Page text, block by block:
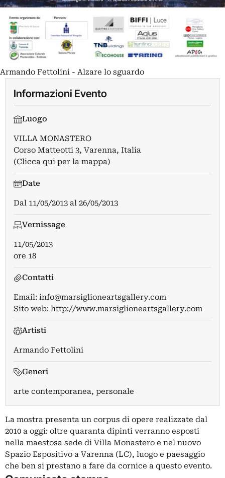
Armando Fettolini - Alzare lo sguardo
Informazioni Evento
Luogo
VILLA MONASTERO
Corso Matteotti 3, Varenna, Italia
(Clicca qui per la mappa)
Date
Dal 11/05/2013 al 26/05/2013
Vernissage
11/05/2013
ore 18
Contatti
Email: info@marsiglioneartsgallery.com
Sito web: http://www.marsiglioneartsgallery.com
Artisti
Armando Fettolini
Generi
arte contemporanea, personale
La mostra presenta un corpus di opere realizzate dal
2010 a oggi: oltre quaranta dipinti verranno esposti
nella maestosa sede di Villa Monastero e nel nuovo
Spazio Espositivo a Varenna (LC), luogo e paesaggio
che ben si prestano a fare da cornice a questo evento.